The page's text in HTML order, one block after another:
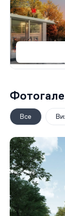
Все